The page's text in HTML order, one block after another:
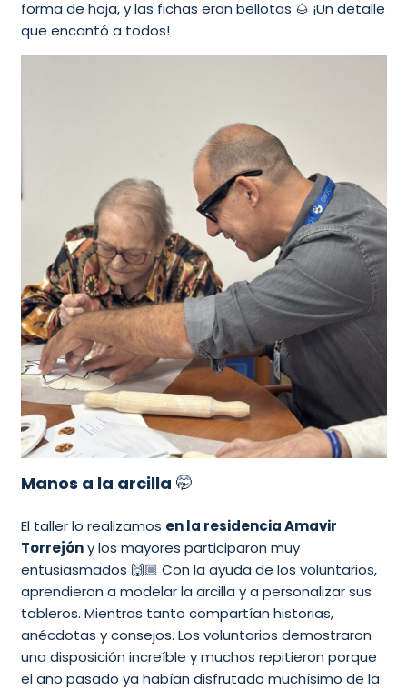
forma de hoja, y las fichas eran bellotas 🌰 ¡Un detalle
que encantó a todos!
Manos a la arcilla 🤭
El taller lo realizamos en la residencia Amavir
Torrejóny los mayores participaron muy
entusiasmados 🙌🏼 Con la ayuda de los voluntarios,
aprendieron a modelar la arcilla y a personalizar sus
tableros. Mientras tanto compartían historias,
anécdotas y consejos. Los voluntarios demostraron
una disposición increíble y muchos repitieron porque
el año pasado ya habían disfrutado muchísimo de la